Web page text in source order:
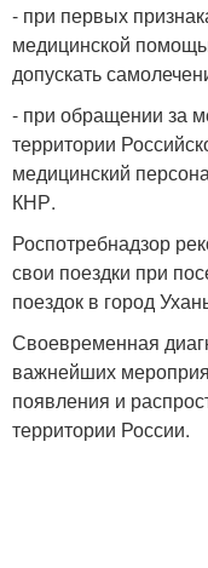
- при первых
медицинской
допускать
- при обращении за
территории
медицинский
КНР.
Роспотребнадзор
свои поездки при
поездок в город
Своевременная
важнейших
появления и
территории России.